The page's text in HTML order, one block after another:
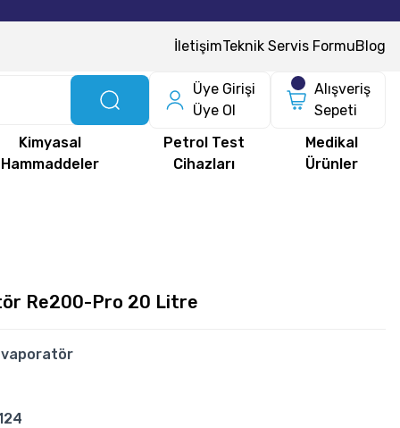
İletişimTeknik Servis FormuBlog
Üye Girişi
Üye Ol
Alışveriş
Sepeti
Kimyasal
Hammaddeler
Petrol Test
Cihazları
Medikal
Ürünler
Re200-Pro 20 Litre